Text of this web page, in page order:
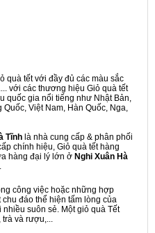
quà tết với đầy đủ các màu sắc
với các thương hiệu Giỏ quà tết
quốc gia nổi tiếng như Nhật Bản,
Việt Nam, Hàn Quốc, Nga,
Tĩnh là nhà cung cấp & phân phối
chính hiệu, Giỏ quà tết hàng
hàng đại lý lớn ở Nghi Xuân Hà
công việc hoặc những hợp
đáo thể hiện tấm lòng của
suôn sẻ. Một giỏ quà Tết
trà và rượu,...